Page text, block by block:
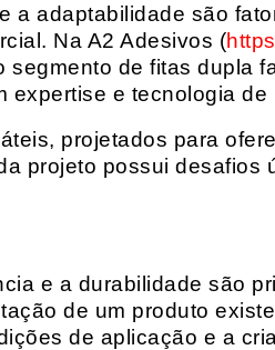
a adaptabilidade são
Na A2 Adesivos (
de fitas dupla
expertise e tecnologia de
projetados para
projeto possui desafios
e a durabilidade são
de um produto
de aplicação e a